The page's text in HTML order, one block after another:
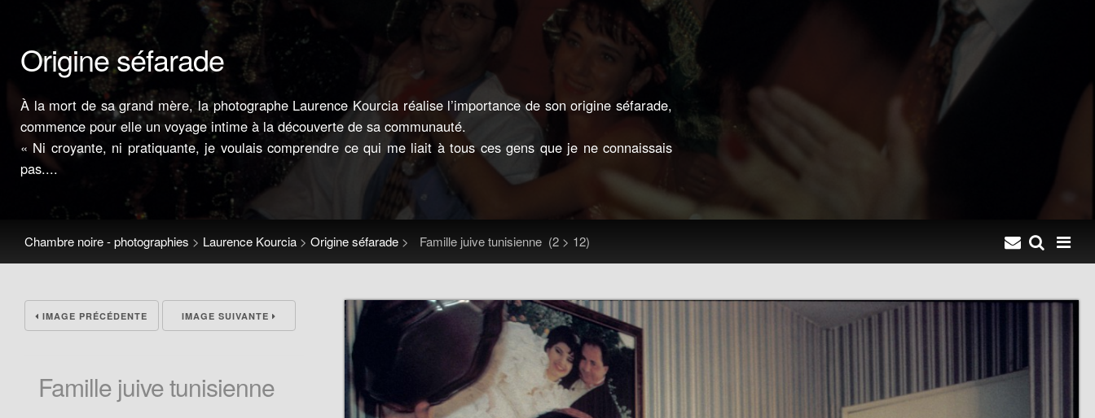
Origine séfarade
À la mort de sa grand mère, la photographe Laurence Kourcia réalise l’importance de son origine séfarade,
commence pour elle un voyage intime à la découverte de sa communauté.
« Ni croyante, ni pratiquante, je voulais comprendre ce qui me liait à tous ces gens que je ne connaissais
pas....
Chambre noire - photographies > Laurence Kourcia > Origine séfarade > Famille juive tunisienne (2 > 12)
IMAGE PRÉCÉDENTE IMAGE SUIVANTE
Famille juive tunisienne